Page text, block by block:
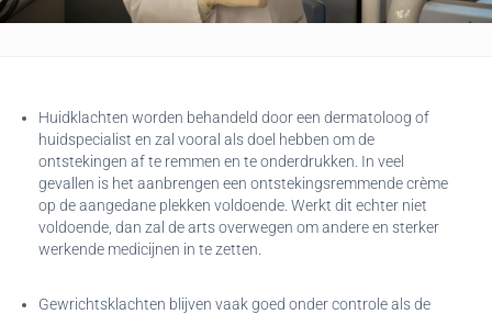
Huidklachten worden behandeld door een dermatoloog of
huidspecialist en zal vooral als doel hebben om de
ontstekingen af te remmen en te onderdrukken. In veel
gevallen is het aanbrengen een ontstekingsremmende crème
op de aangedane plekken voldoende. Werkt dit echter niet
voldoende, dan zal de arts overwegen om andere en sterker
werkende medicijnen in te zetten.
Gewrichtsklachten blijven vaak goed onder controle als de